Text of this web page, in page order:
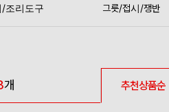
/조리도구
그릇/접시/쟁반
개 추천상품순